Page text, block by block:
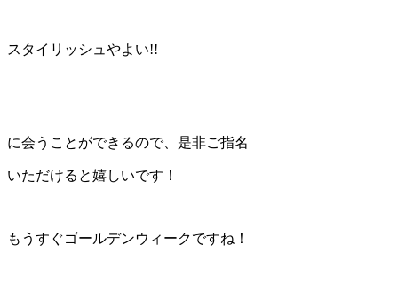
スタイリッシュやよい!!
に会うことができるので、是非ご指名
いただけると嬉しいです！
もうすぐゴールデンウィークですね！